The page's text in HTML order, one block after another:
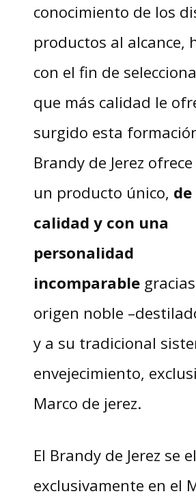
conocimiento de los
productos al alcance,
con el fin de
que más calidad le
surgido esta
Brandy de Jerez
un producto único,
calidad y con una
personalidad
incomparable
origen noble
y a su tradicional
envejecimiento,
Marco de jerez.
El Brandy de Jerez se
exclusivamente en el